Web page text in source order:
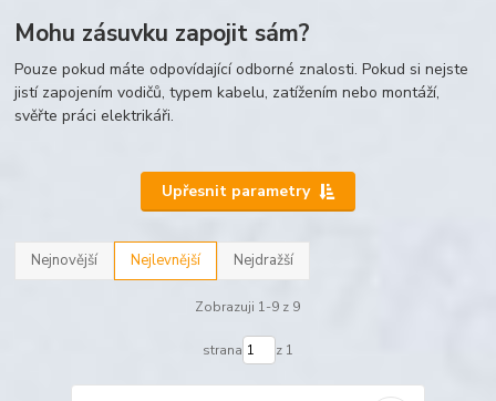
Mohu zásuvku zapojit sám?
Pouze pokud máte odpovídající odborné znalosti. Pokud si nejste
jistí zapojením vodičů, typem kabelu, zatížením nebo montáží,
svěřte práci elektrikáři.
Upřesnit parametry
Nejnovější Nejlevnější Nejdražší
Zobrazuji 1-9 z 9
strana z 1